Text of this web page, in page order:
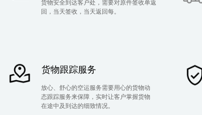
货物安全到达客户处，需要对原件签收单返
回，当天签收，当天返回每。
放心、舒心的空运服务需要用心的货物动
态跟踪服务来保障，实时让客户掌握货物
在途中及到达的细致情况。
货物跟踪服务